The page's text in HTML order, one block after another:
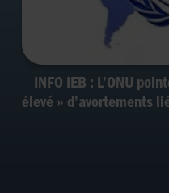
INFO IEB : L’ONU
élevé » d’avortements